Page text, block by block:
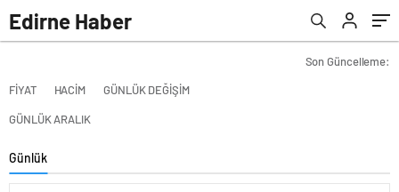
Edirne Haber
Son Güncelleme:
FİYAT
HACİM GÜNLÜK DEĞİŞİM
GÜNLÜK ARALIK
Günlük